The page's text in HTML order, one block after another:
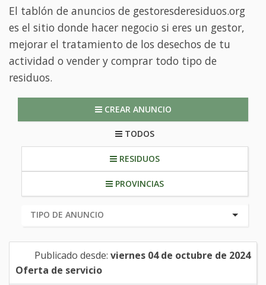
El tablón de anuncios de gestoresderesiduos.org
es el sitio donde hacer negocio si eres un gestor,
mejorar el tratamiento de los desechos de tu
actividad o vender y comprar todo tipo de
residuos.
CREAR ANUNCIO
TODOS
RESIDUOS
PROVINCIAS
Publicado desde: viernes 04 de octubre de 2024
Oferta de servicio